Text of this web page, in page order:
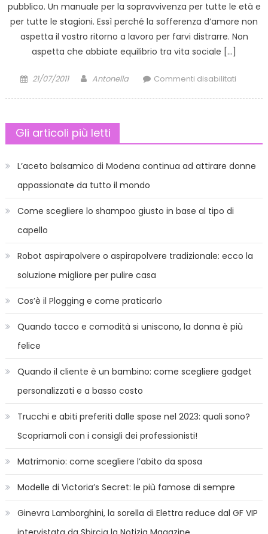
pubblico. Un manuale per la sopravvivenza per tutte le età e
per tutte le stagioni. Essì perché la sofferenza d’amore non
aspetta il vostro ritorno a lavoro per farvi distrarre. Non
aspetta che abbiate equilibrio tra vita sociale […]
Posted
21/07/2011 Author
Antonella Commenti disabilitatisu
Gli articoli più letti
L’aceto balsamico di Modena continua ad attirare donne
appassionate da tutto il mondo
Come scegliere lo shampoo giusto in base al tipo di
capello
Robot aspirapolvere o aspirapolvere tradizionale: ecco la
soluzione migliore per pulire casa
Cos’è il Plogging e come praticarlo
Quando tacco e comodità si uniscono, la donna è più
felice
Quando il cliente è un bambino: come scegliere gadget
personalizzati e a basso costo
Trucchi e abiti preferiti dalle spose nel 2023: quali sono?
Scopriamoli con i consigli dei professionisti!
Matrimonio: come scegliere l’abito da sposa
Modelle di Victoria’s Secret: le più famose di sempre
Ginevra Lamborghini, la sorella di Elettra reduce dal GF VIP